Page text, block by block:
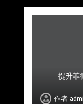
为赌
作者
提升菲
作者
作者
如何通
作者
提升
作者
菲律宾赌场
作者
如何通
作者